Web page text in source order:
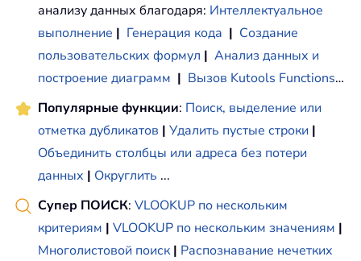
анализу данных благодаря: Интеллектуальное
выполнение | Генерация кода | Создание
пользовательских формул | Анализ данных и
построение диаграмм | Вызов Kutools Functions…
Популярные функции: Поиск, выделение или
отметка дубликатов | Удалить пустые строки |
Объединить столбцы или адреса без потери
данных | Округлить ...
Супер ПОИСК: VLOOKUP по нескольким
критериям | VLOOKUP по нескольким значениям |
Многолистовой поиск | Распознавание нечетких